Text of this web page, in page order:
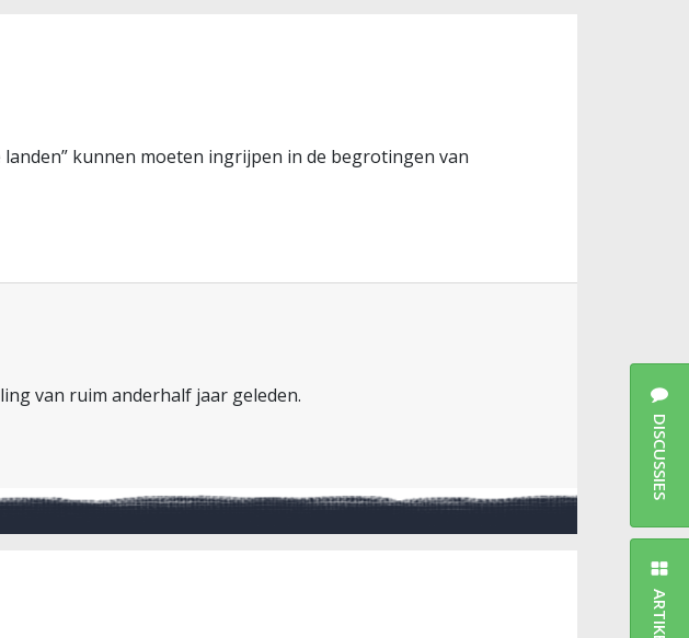
kunnen moeten ingrijpen in de begrotingen van
van ruim anderhalf jaar geleden.
DISCUSSIES